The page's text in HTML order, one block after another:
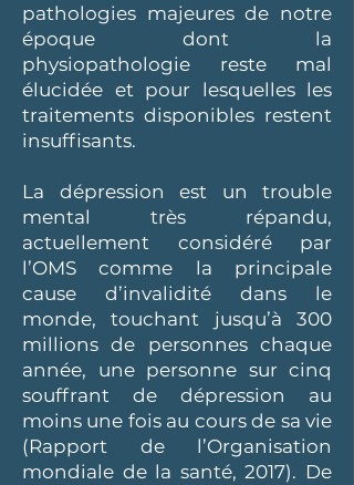
pathologies majeures de notre
époque dont la
physiopathologie reste mal
élucidée et pour lesquelles les
traitements disponibles restent
insuffisants.
La dépression est un trouble
mental très répandu,
actuellement considéré par
l’OMS comme la principale
cause d’invalidité dans le
monde, touchant jusqu’à 300
millions de personnes chaque
année, une personne sur cinq
souffrant de dépression au
moins une fois au cours de sa vie
(Rapport de l’Organisation
mondiale de la santé, 2017). De